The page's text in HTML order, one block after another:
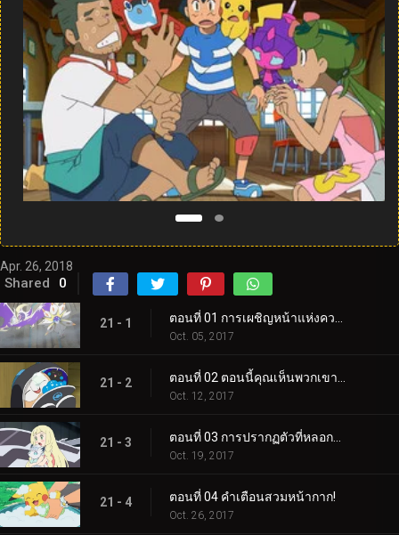
Apr. 26, 2018
Shared 0
21 - 1
Oct. 05, 2017
21 - 2
Oct. 12, 2017
21 - 3
Oct. 19, 2017
21 - 4 ตอนที่ 04 คำเตือนสวมหน้ากาก!
Oct. 26, 2017